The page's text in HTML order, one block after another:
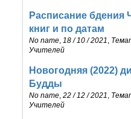
Расписание бдения
книг и по датам
No name 18 / 10 / 2021
Учителей
Новогодняя (2022)
Будды
No name ,22 / 12 / 2021
Учителей